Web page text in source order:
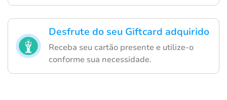
Desfrute do seu Giftcard adquirido
Receba seu cartão presente e utilize-o
conforme sua necessidade.